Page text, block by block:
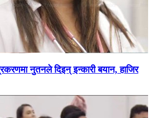
नुतनले दिइन् इन्कारी बयान, हाजिर